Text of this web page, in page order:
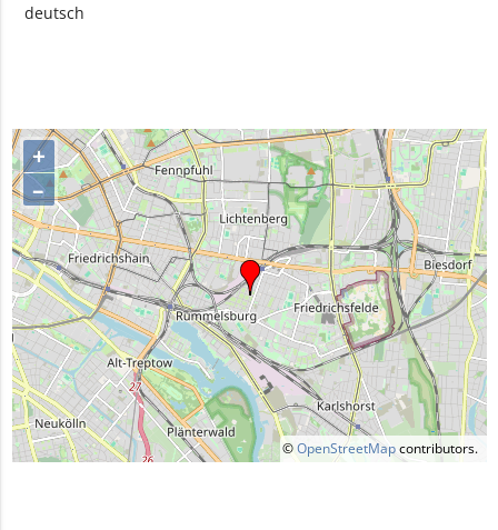
deutsch
+
–
©OpenStreetMapcontributors.